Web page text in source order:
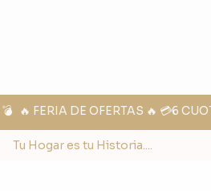
🔥 FERIA DE OFERTAS 🔥 💳6
Tu Hogar es tu Historia....